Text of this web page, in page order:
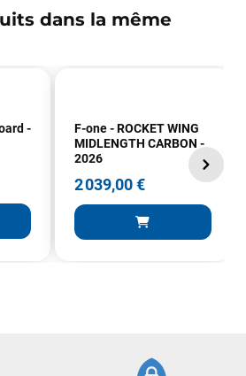
dans la même
-
F-one - ROCKET WING
MIDLENGTH CARBON -
2026
2 039,00 €
LAISSER UN AVIS